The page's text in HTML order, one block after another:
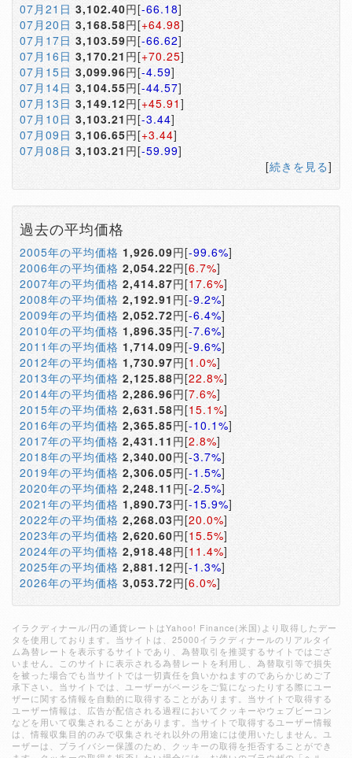
07月21日 3,102.40円[-66.18]
07月20日 3,168.58円[+64.98]
07月17日 3,103.59円[-66.62]
07月16日 3,170.21 円[+70.25]
07月15日 3,099.96円[-4.59]
07月14日 3,104.55円[-44.57]
07月13日 3,149.12円[+45.91 ]
07月10日 3,103.21円[-3.44]
07月09日 3,106.65円[+3.44]
07月08日 3,103.21 円[-59.99]
[続きを見る]
過去の平均価格
2005年の平均価格 1,926.09円[-99.6%]
2006年の平均価格 2,054.22円[6.7%]
2007年の平均価格 2,414.87円[17.6%]
2008年の平均価格 2,192.91 円[-9.2%]
2009年の平均価格 2,052.72円[-6.4%]
2010年の平均価格 1,896.35円[-7.6%]
2011年の平均価格 1,714.09円[-9.6%]
2012年の平均価格 1,730.97円[1.0%]
2013年の平均価格 2,125.88円[22.8%]
2014年の平均価格 2,286.96円[7.6%]
2015年の平均価格 2,631.58円[15.1%]
2016年の平均価格 2,365.85円[-10.1%]
2017年の平均価格 2,431.11 円[2.8%]
2018年の平均価格 2,340.00円[-3.7%]
2019年の平均価格 2,306.05円[-1.5%]
2020年の平均価格 2,248.11 円[-2.5%]
2021年の平均価格 1,890.73円[-15.9%]
2022年の平均価格 2,268.03円[20.0%]
2023年の平均価格 2,620.60円[15.5%]
2024年の平均価格 2,918.48円[11.4%]
2025年の平均価格 2,881.12円[-1.3%]
2026年の平均価格 3,053.72円[6.0%]
イラクディナール/円の通貨レートはYahoo! Finance(米国)より取得したデー
タを使用しております。当サイトは、25000イラクディナールのリアルタイ
ム為替レートを表示するサイトであり、為替取引を推奨するサイトではござ
いません。このサイトに表示される為替レートを利用し、為替取引等で損失
を被った場合でも当サイトでは一切責任を負いかねますのであらかじめご了
承下さい。当サイトでは、ユーザーがページをご覧になったりする際にユー
ザーに関する情報を自動的に取得することがあります。当サイトで取得する
ユーザー情報は、広告が配信される過程においてクッキーやウェブビーコン
などを用いて収集されることがあります。当サイトで取得するユーザー情報
は、情報収集目的のみで収集されそれ以外の用途には使用いたしません。ユ
ーザーは、プライバシー保護のため、クッキーの取得を拒否することができ